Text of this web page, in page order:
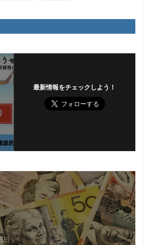
最新情報をチェックしよう！
日